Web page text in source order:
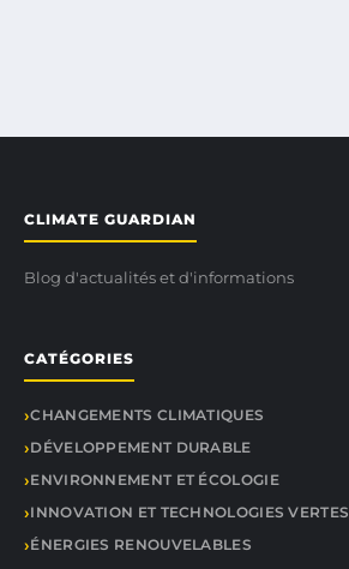
CLIMATE GUARDIAN
Blog d'actualités et d'informations
CATÉGORIES
CHANGEMENTS CLIMATIQUES
DÉVELOPPEMENT DURABLE
ENVIRONNEMENT ET ÉCOLOGIE
INNOVATION ET TECHNOLOGIES VERTES
ÉNERGIES RENOUVELABLES